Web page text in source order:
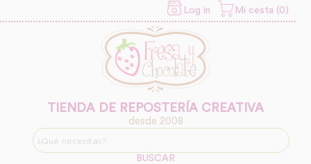
Log in Mi cesta (0)
TIENDA DE REPOSTERÍA CREATIVA
desde 2008
BUSCAR
INFORMACION SOBRE LA
PROTECCIÓN DE TUS
Legitimación: